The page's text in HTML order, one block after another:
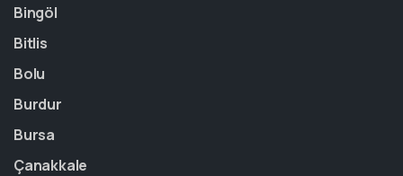
Bingöl
Bitlis
Bolu
Burdur
Bursa
Çanakkale